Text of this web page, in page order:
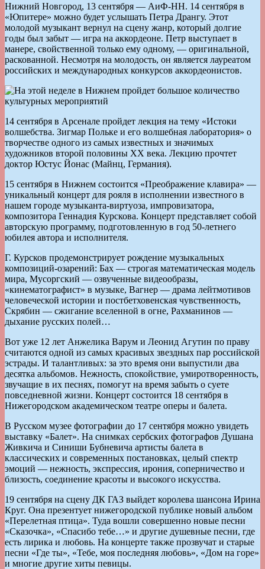
Нижний Новгород, 13 сентября — АиФ-НН. 14 сентября в
«Юпитере» можно будет услышать Петра Дрангу. Этот
молодой музыкант вернул на сцену жанр, который долгие
годы был забыт — игра на аккордеоне. Петр выступает в
манере, свойственной только ему одному, — оригинальной,
раскованной. Несмотря на молодость, он является лауреатом
российских и международных конкурсов аккордеонистов.
14 сентября в Арсенале пройдет лекция на тему «Истоки
волшебства. Зигмар Польке и его волшебная лаборатория» о
творчестве одного из самых известных и значимых
художников второй половины ХХ века. Лекцию прочтет
доктор Юстус Йонас (Майнц, Германия).
15 сентября в Нижнем состоится «Преображение клавира» —
уникальный концерт для рояля в исполнении известного в
нашем городе музыканта-виртуоза, импровизатора,
композитора Геннадия Курскова. Концерт представляет собой
авторскую программу, подготовленную в год 50-летнего
юбилея автора и исполнителя.
Г. Курсков продемонстрирует рождение музыкальных
композиций-озарений: Бах — строгая математическая модель
мира, Мусоргский — озвученные видеообразы,
«кинематографист» в музыке, Вагнер — драма лейтмотивов
человеческой истории и постбетховенская чувственность,
Скрябин — сжигание вселенной в огне, Рахманинов —
дыхание русских полей…
Вот уже 12 лет Анжелика Варум и Леонид Агутин по праву
считаются одной из самых красивых звездных пар российской
эстрады. И талантливых: за это время они выпустили два
десятка альбомов. Нежность, спокойствие, умиротворенность,
звучащие в их песнях, помогут на время забыть о суете
повседневной жизни. Концерт состоится 18 сентября в
Нижегородском академическом театре оперы и балета.
В Русском музее фотографии до 17 сентября можно увидеть
выставку «Балет». На снимках сербских фотографов Душана
Живкича и Синиши Бубневича артисты балета в
классических и современных постановках, целый спектр
эмоций — нежность, экспрессия, ирония, соперничество и
близость, соединение красоты и высокого искусства.
19 сентября на сцену ДК ГАЗ выйдет королева шансона Ирина
Круг. Она презентует нижегородской публике новый альбом
«Перелетная птица». Туда вошли совершенно новые песни
«Сказочка», «Спасибо тебе…» и другие душевные песни, где
есть лирика и любовь. На концерте также прозвучат и старые
песни «Где ты», «Тебе, моя последняя любовь», «Дом на горе»
и многие другие хиты певицы.